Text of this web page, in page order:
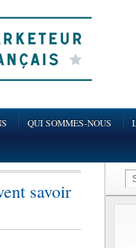
QUI SOMMES-NOUS
savoir